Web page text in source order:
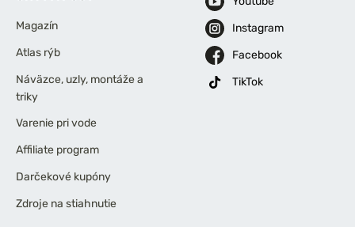
Magazín
Atlas rýb
Náväzce, uzly, montáže a
triky
Varenie pri vode
Affiliate program
Darčekové kupóny
Zdroje na stiahnutie
Instagram
Facebook
TikTok